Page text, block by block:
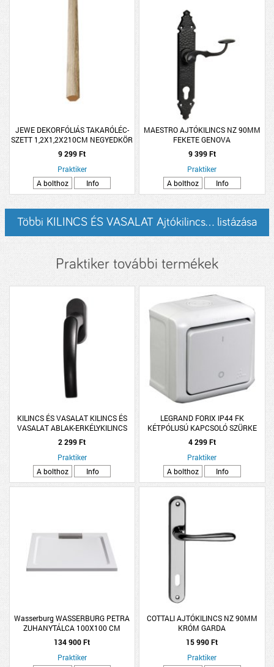
JEWE DEKORFÓLIÁS TAKARÓLÉC-
SZETT 1,2X1,2X210CM NEGYEDKÖR
9 299 Ft
Praktiker
A bolthoz
Info
MAESTRO AJTÓKILINCS NZ 90MM
FEKETE GENOVA
9 399 Ft
Praktiker
A bolthoz
Info
Többi KILINCS ÉS VASALAT Ajtókilincs... listázása
Praktiker további termékek
KILINCS ÉS VASALAT KILINCS ÉS
VASALAT ABLAK-ERKÉLYKILINCS
NAGY ALAKÚ ALUMÍNIUM FEKETE
2 299 Ft
Praktiker
A bolthoz
Info
LEGRAND FORIX IP44 FK
KÉTPÓLUSÚ KAPCSOLÓ SZÜRKE
10A 250V
4 299 Ft
Praktiker
A bolthoz
Info
Wasserburg WASSERBURG PETRA
ZUHANYTÁLCA 100X100 CM
SZÖGLETES, ÖNTÖTT MŰMÁRVÁNY
134 900 Ft
Praktiker
COTTALI AJTÓKILINCS NZ 90MM
KRÓM GARDA
15 990 Ft
Praktiker